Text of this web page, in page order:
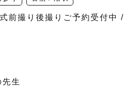
前撮り後撮りご予約受付中 /
生